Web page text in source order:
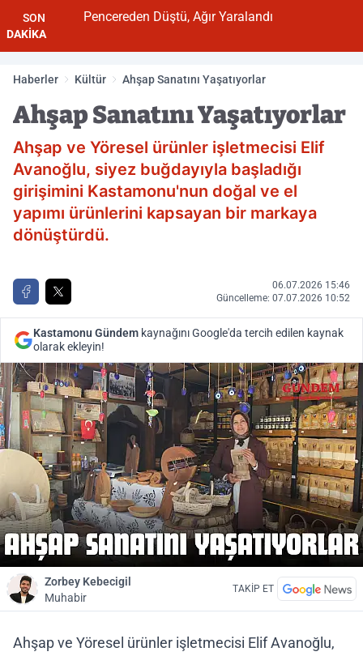
SON
DAKİKA
Pencereden Düştü, Ağır Yaralandı
Haberler Kültür Ahşap Sanatını Yaşatıyorlar
Ahşap Sanatını Yaşatıyorlar
Ahşap ve Yöresel ürünler işletmecisi Elif
Avanoğlu, siyez buğdayıyla başladığı
girişimini Kastamonu'nun doğal ve el
yapımı ürünlerini kapsayan bir markaya
dönüştürdü.
06.07.2026 15:46
Güncelleme: 07.07.2026 10:52
Kastamonu Gündem kaynağını Google'da tercih edilen kaynak
olarak ekleyin!
Zorbey Kebecigil
Muhabir
TAKİP ET
Ahşap ve Yöresel ürünler işletmecisi Elif Avanoğlu,